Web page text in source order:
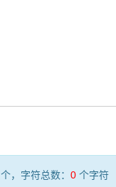
个，字符总数： 0 个字符